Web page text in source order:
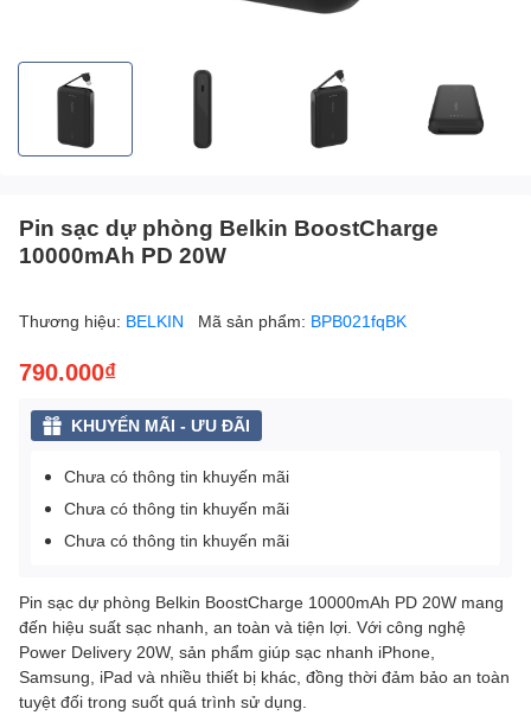
Pin sạc dự phòng Belkin BoostCharge
10000mAh PD 20W
Thương hiệu: BELKIN Mã sản phẩm: BPB021fqBK
790.000₫
KHUYẾN MÃI - ƯU ĐÃI
Chưa có thông tin khuyến mãi
Chưa có thông tin khuyến mãi
Chưa có thông tin khuyến mãi
Pin sạc dự phòng Belkin BoostCharge 10000mAh PD 20W mang
đến hiệu suất sạc nhanh, an toàn và tiện lợi. Với công nghệ
Power Delivery 20W, sản phẩm giúp sạc nhanh iPhone,
Samsung, iPad và nhiều thiết bị khác, đồng thời đảm bảo an toàn
tuyệt đối trong suốt quá trình sử dụng.